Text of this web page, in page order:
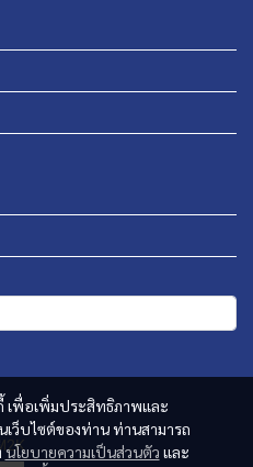
เพื่อเพิ่มประสิทธิภาพและ
ว็บไซต์ของท่าน ท่านสามารถ
นโยบายความเป็นส่วนตัว และ